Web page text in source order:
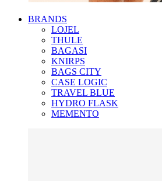
BRANDS
LOJEL
THULE
BAGASI
KNIRPS
BAGS CITY
CASE LOGIC
TRAVEL BLUE
HYDRO FLASK
MEMENTO